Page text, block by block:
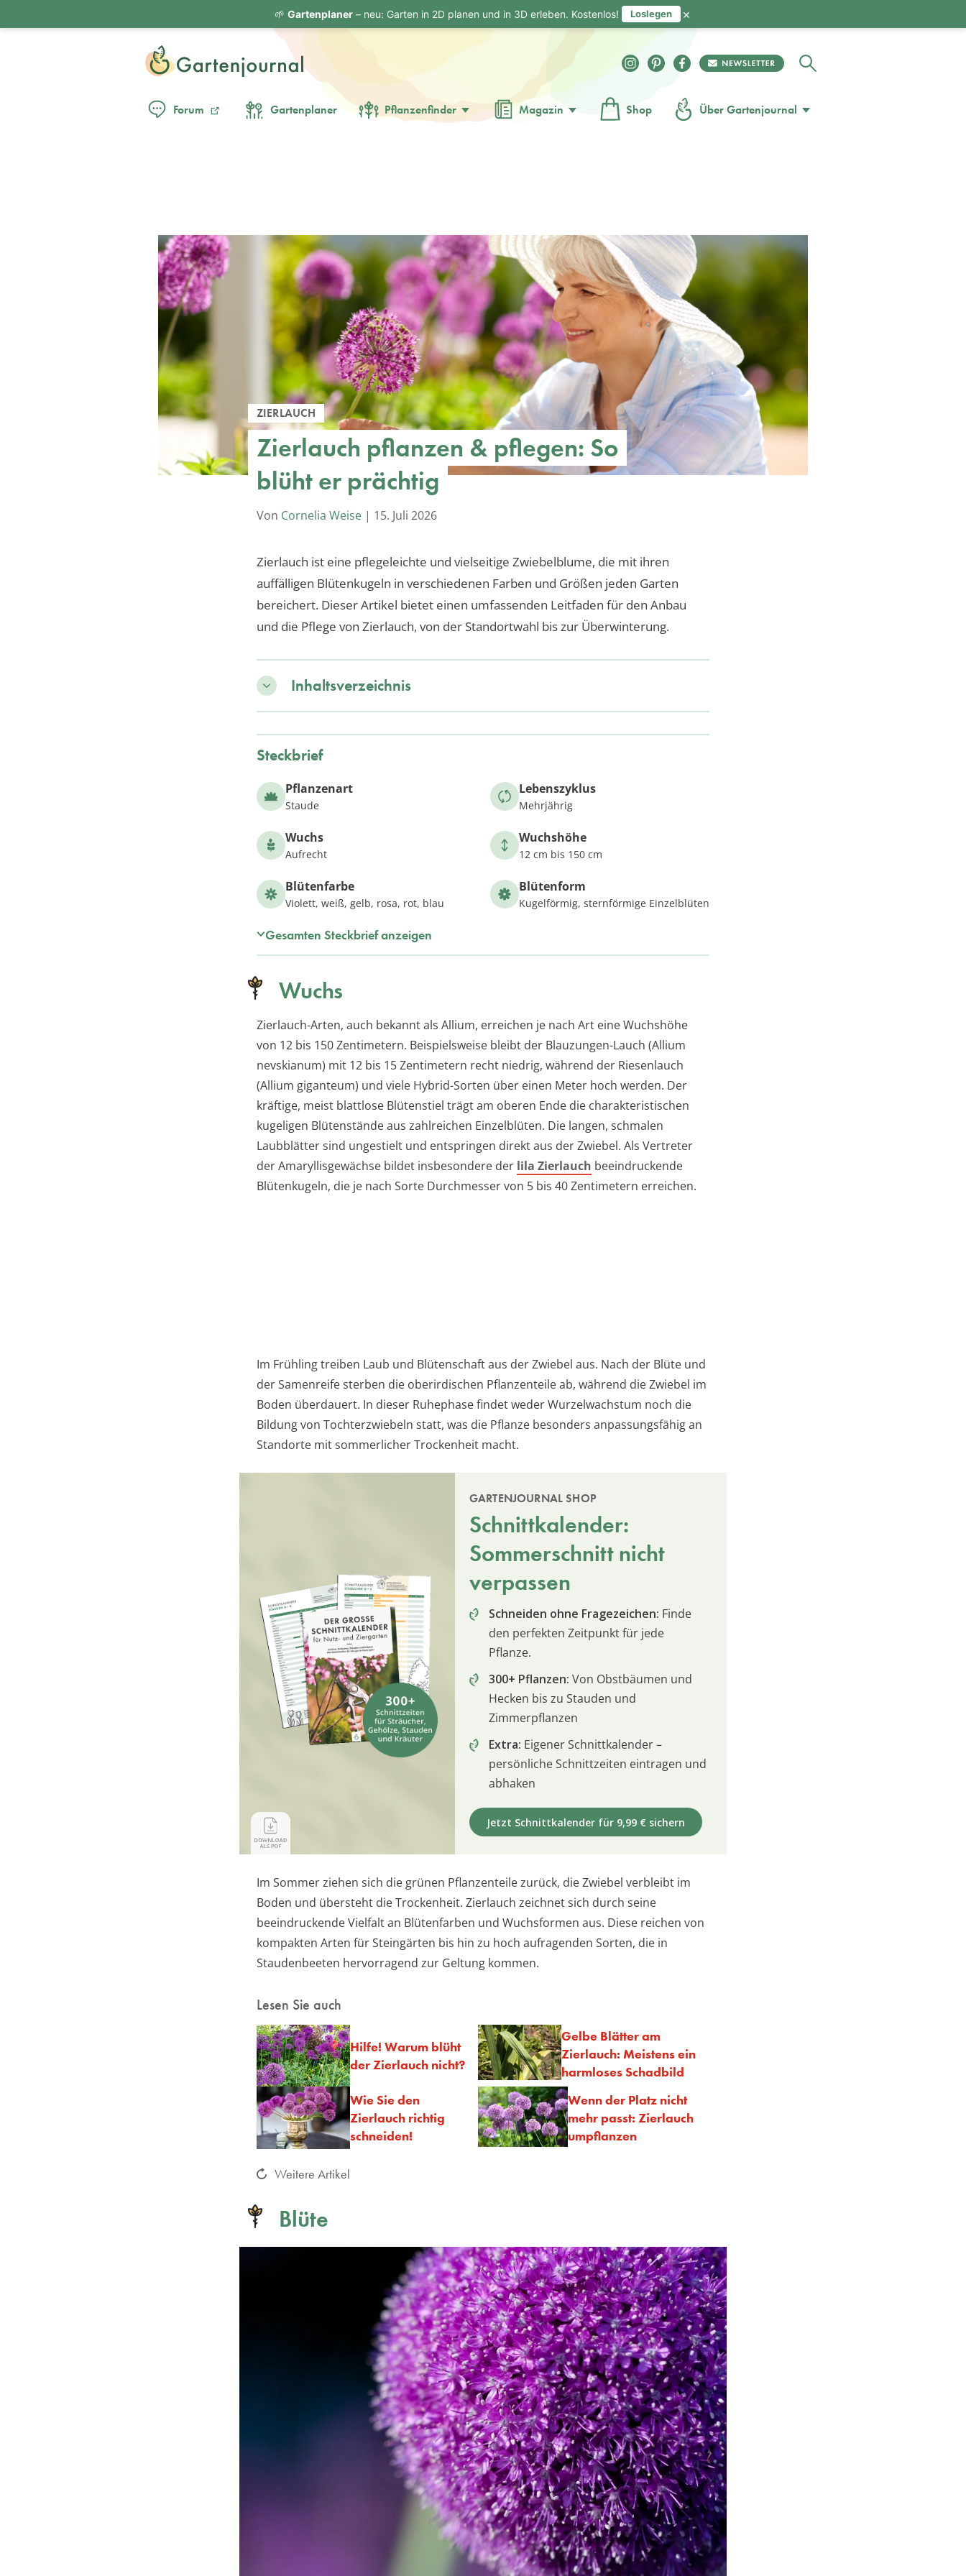
Forum Gartenplaner Pflanzenfinder Magazin Shop Über Gartenjournal
ZIERLAUCH
Zierlauch pflanzen & pflegen: So
blüht er prächtig
Von Cornelia Weise | 15. Juli 2026
Zierlauch ist eine pflegeleichte und vielseitige Zwiebelblume, die mit ihren
auffälligen Blütenkugeln in verschiedenen Farben und Größen jeden Garten
bereichert. Dieser Artikel bietet einen umfassenden Leitfaden für den Anbau
und die Pflege von Zierlauch, von der Standortwahl bis zur Überwinterung.
Inhaltsverzeichnis
Steckbrief
Pflanzenart
Staude
Lebenszyklus
Mehrjährig
Wuchs
Aufrecht
Wuchshöhe
12 cm bis 150 cm
Blütenfarbe
Violett, weiß, gelb, rosa, rot, blau
Blütenform
Kugelförmig, sternförmige Einzelblüten
Gesamten Steckbrief anzeigen
Wuchs
Zierlauch-Arten, auch bekannt als Allium, erreichen je nach Art eine Wuchshöhe
von 12 bis 150 Zentimetern. Beispielsweise bleibt der Blauzungen-Lauch (Allium
nevskianum) mit 12 bis 15 Zentimetern recht niedrig, während der Riesenlauch
(Allium giganteum) und viele Hybrid-Sorten über einen Meter hoch werden. Der
kräftige, meist blattlose Blütenstiel trägt am oberen Ende die charakteristischen
kugeligen Blütenstände aus zahlreichen Einzelblüten. Die langen, schmalen
Laubblätter sind ungestielt und entspringen direkt aus der Zwiebel. Als Vertreter
der Amaryllisgewächse bildet insbesondere der lila Zierlauch beeindruckende
Blütenkugeln, die je nach Sorte Durchmesser von 5 bis 40 Zentimetern erreichen.
Im Frühling treiben Laub und Blütenschaft aus der Zwiebel aus. Nach der Blüte und
der Samenreife sterben die oberirdischen Pflanzenteile ab, während die Zwiebel im
Boden überdauert. In dieser Ruhephase findet weder Wurzelwachstum noch die
Bildung von Tochterzwiebeln statt, was die Pflanze besonders anpassungsfähig an
Standorte mit sommerlicher Trockenheit macht.
GARTENJOURNAL SHOP
Schnittkalender:
Sommerschnitt nicht
verpassen
Schneiden ohne Fragezeichen: Finde
den perfekten Zeitpunkt für jede
Pflanze.
300+ Pflanzen: Von Obstbäumen und
Hecken bis zu Stauden und
Zimmerpflanzen
Extra: Eigener Schnittkalender –
persönliche Schnittzeiten eintragen und
abhaken
Jetzt Schnittkalender für 9,99 € sichern
Im Sommer ziehen sich die grünen Pflanzenteile zurück, die Zwiebel verbleibt im
Boden und übersteht die Trockenheit. Zierlauch zeichnet sich durch seine
beeindruckende Vielfalt an Blütenfarben und Wuchsformen aus. Diese reichen von
kompakten Arten für Steingärten bis hin zu hoch aufragenden Sorten, die in
Staudenbeeten hervorragend zur Geltung kommen.
Lesen Sie auch
Hilfe! Warum blüht
der Zierlauch nicht?
Gelbe Blätter am
Zierlauch: Meistens ein
harmloses Schadbild
Wie Sie den
Zierlauch richtig
schneiden!
Wenn der Platz nicht
mehr passt: Zierlauch
umpflanzen
Weitere Artikel
Blüte
🌱 Gartenplaner– neu: Garten in 2D planen und in 3D erleben. Kostenlos! Loslegen ×